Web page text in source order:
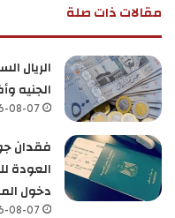
مقالات ذات صلة
الريال
الجنيه
08-07
فقدان
العودة
دخول
08-07